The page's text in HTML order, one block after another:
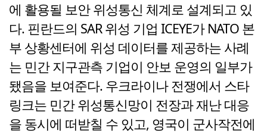
에 활용될 보안 위성통신 체계로 설계되고 있
다. 핀란드의 SAR 위성 기업 ICEYE가 NATO 본
부 상황센터에 위성 데이터를 제공하는 사례
는 민간 지구관측 기업이 안보 운영의 일부가
됐음을 보여준다. 우크라이나 전쟁에서 스타
링크는 민간 위성통신망이 전장과 재난 대응
을 동시에 떠받칠 수 있고, 영국이 군사작전에